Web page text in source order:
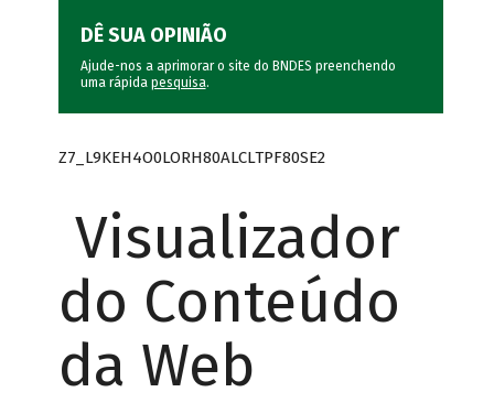
DÊ SUA OPINIÃO
Ajude-nos a aprimorar o site do BNDES preenchendo
uma rápida pesquisa.
Z7_L9KEH4O0LORH80ALCLTPF80SE2
Visualizador
do Conteúdo
da Web